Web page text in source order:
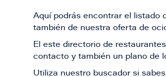
Aquí podrás encontrar el listado
también de nuestra oferta de
El este directorio de
contacto y también un plano de
Utiliza nuestro buscador si